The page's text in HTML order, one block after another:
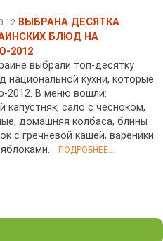
ВЫБРАНА ДЕСЯТКА
БЛЮД НА
2012
выбрали топ-десятку
национальной кухни, которые
2012. В меню вошли:
капустняк, сало с чесноком,
домашняя колбаса, блины
с гречневой кашей, вареники
яблоками.ПОДРОБНЕЕ...